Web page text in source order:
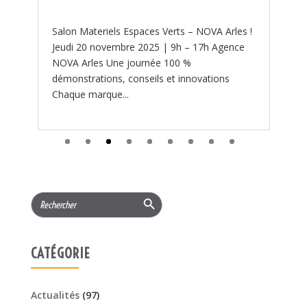
Search Search Button
CATÉGORIE
PROMOTIONS